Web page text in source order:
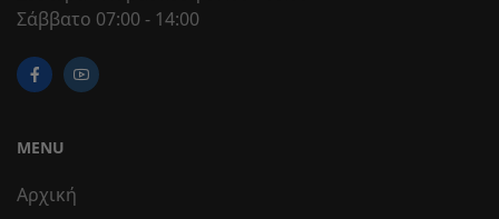
Σάββατο 07:00 - 14:00
MENU
Αρχική